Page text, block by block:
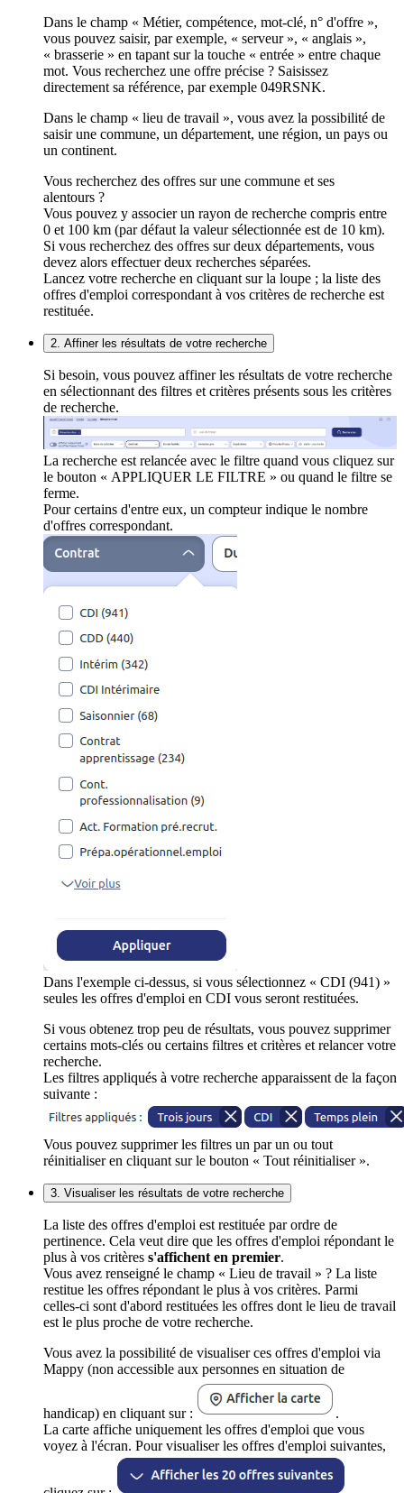
Dans le champ « Métier, compétence, mot-clé, n° d'offre »,
vous pouvez saisir, par exemple, « serveur », « anglais »,
« brasserie » en tapant sur la touche « entrée » entre chaque
mot. Vous recherchez une offre précise ? Saisissez
directement sa référence, par exemple 049RSNK.
Dans le champ « lieu de travail », vous avez la possibilité de
saisir une commune, un département, une région, un pays ou
un continent.
Vous recherchez des offres sur une commune et ses
alentours ?
Vous pouvez y associer un rayon de recherche compris entre
0 et 100 km (par défaut la valeur sélectionnée est de 10 km).
Si vous recherchez des offres sur deux départements, vous
devez alors effectuer deux recherches séparées.
Lancez votre recherche en cliquant sur la loupe ; la liste des
offres d'emploi correspondant à vos critères de recherche est
restituée.
2. Affiner les résultats de votre recherche
Si besoin, vous pouvez affiner les résultats de votre recherche
en sélectionnant des filtres et critères présents sous les critères
de recherche.
La recherche est relancée avec le filtre quand vous cliquez sur
le bouton « APPLIQUER LE FILTRE » ou quand le filtre se
ferme.
Pour certains d'entre eux, un compteur indique le nombre
d'offres correspondant.
Dans l'exemple ci-dessus, si vous sélectionnez « CDI (941) »
seules les offres d'emploi en CDI vous seront restituées.
Si vous obtenez trop peu de résultats, vous pouvez supprimer
certains mots-clés ou certains filtres et critères et relancer votre
recherche.
Les filtres appliqués à votre recherche apparaissent de la façon
suivante :
Vous pouvez supprimer les filtres un par un ou tout
réinitialiser en cliquant sur le bouton « Tout réinitialiser ».
3. Visualiser les résultats de votre recherche
La liste des offres d'emploi est restituée par ordre de
pertinence. Cela veut dire que les offres d'emploi répondant le
plus à vos critères s'affichent en premier.
Vous avez renseigné le champ « Lieu de travail » ? La liste
restitue les offres répondant le plus à vos critères. Parmi
celles-ci sont d'abord restituées les offres dont le lieu de travail
est le plus proche de votre recherche.
Vous avez la possibilité de visualiser ces offres d'emploi via
Mappy (non accessible aux personnes en situation de
handicap) en cliquant sur :
.
La carte affiche uniquement les offres d'emploi que vous
voyez à l'écran. Pour visualiser les offres d'emploi suivantes,